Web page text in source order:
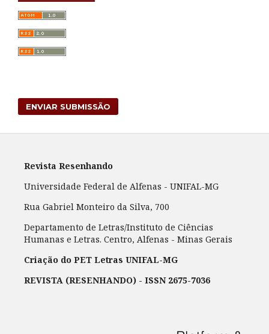
ENVIAR SUBMISSÃO
Revista Resenhando
Universidade Federal de Alfenas - UNIFAL-MG
Rua Gabriel Monteiro da Silva, 700
Departamento de Letras/Instituto de Ciências
Humanas e Letras. Centro, Alfenas - Minas Gerais
Criação do PET Letras UNIFAL-MG
REVISTA (RESENHANDO) - ISSN 2675-7036